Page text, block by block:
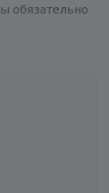
обязательно